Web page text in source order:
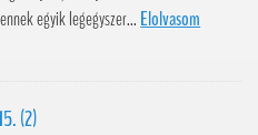
egyik legegyszer... Elolvasom
(2)